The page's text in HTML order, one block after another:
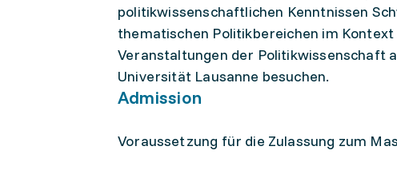
politikwissenschaftlichen Kenntnissen
thematischen Politikbereichen im
Veranstaltungen der Politikwissenschaft
Universität Lausanne besuchen.
Admission
Voraussetzung für die Zulassung zum